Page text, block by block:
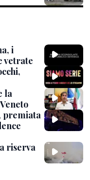
i
vetrate
la
premiata
riserva